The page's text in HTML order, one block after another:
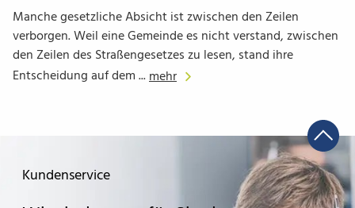
Manche gesetzliche Absicht ist zwischen den Zeilen
verborgen. Weil eine Gemeinde es nicht verstand, zwischen
den Zeilen des Straßengesetzes zu lesen, stand ihre
Entscheidung auf dem ...mehr
Kundenservice